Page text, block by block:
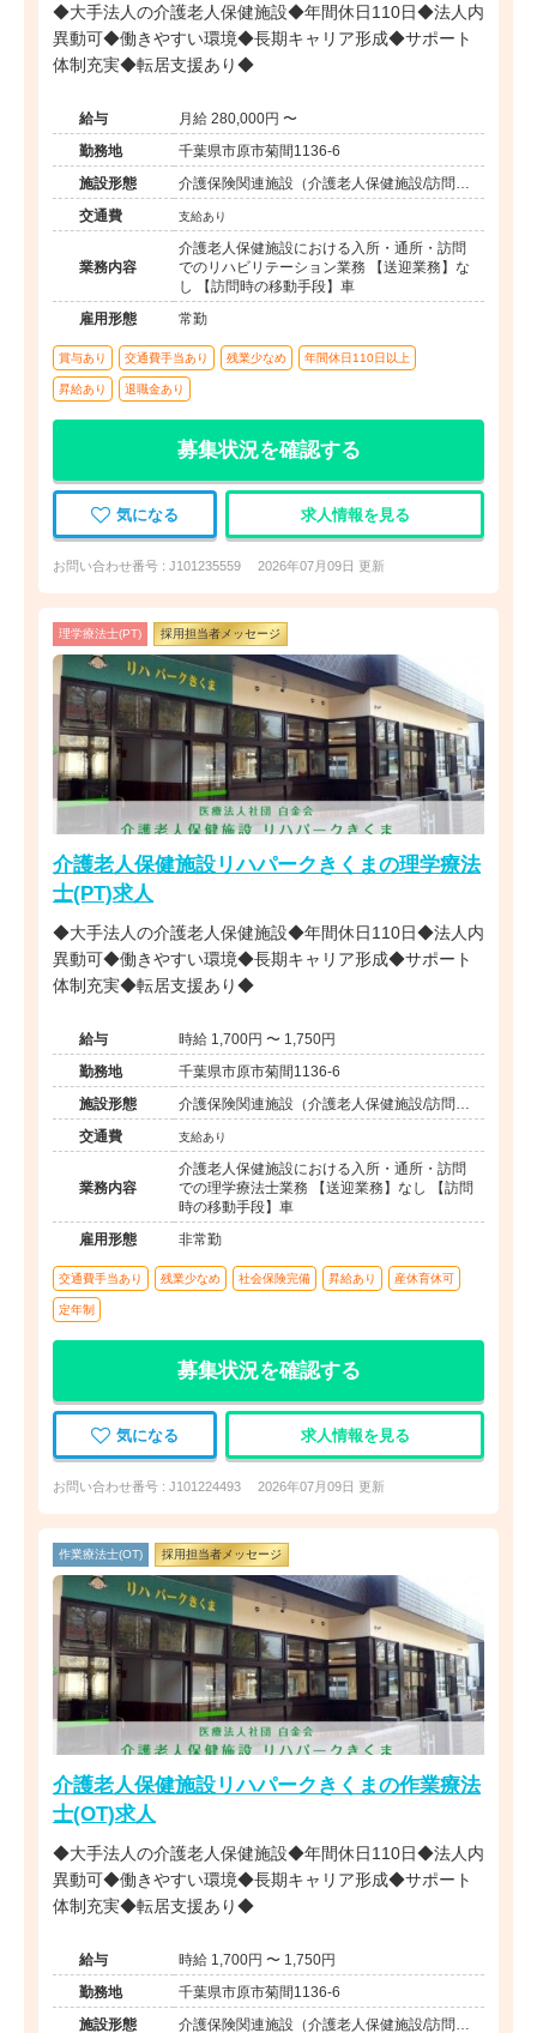
◆大手法人の介護老人保健施設◆年間休日110日◆法人内
異動可◆働きやすい環境◆長期キャリア形成◆サポート
体制充実◆転居支援あり◆
給与
月給 280,000円 〜
勤務地
千葉県市原市菊間1136-6
施設形態
介護保険関連施設（介護老人保健施設/訪問看
護・リハ）
交通費 支給あり
業務内容
介護老人保健施設における入所・通所・訪問
でのリハビリテーション業務 【送迎業務】な
し 【訪問時の移動手段】車
雇用形態
常勤
賞与あり 交通費手当あり 残業少なめ 年間休日110日以上
昇給あり 退職金あり
募集状況を確認する
気になる 求人情報を見る
お問い合わせ番号 : J101235559 2026年07月09日 更新
理学療法士(PT) 採用担当者メッセージ
介護老人保健施設リハパークきくまの理学療法
士(PT)求人
◆大手法人の介護老人保健施設◆年間休日110日◆法人内
異動可◆働きやすい環境◆長期キャリア形成◆サポート
体制充実◆転居支援あり◆
給与
時給 1,700円 〜 1,750円
勤務地
千葉県市原市菊間1136-6
施設形態
介護保険関連施設（介護老人保健施設/訪問看
護・リハ）
交通費 支給あり
業務内容
介護老人保健施設における入所・通所・訪問
での理学療法士業務 【送迎業務】なし 【訪問
時の移動手段】車
雇用形態
非常勤
交通費手当あり 残業少なめ 社会保険完備 昇給あり 産休育休可
定年制
募集状況を確認する
気になる 求人情報を見る
お問い合わせ番号 : J101224493 2026年07月09日 更新
作業療法士(OT) 採用担当者メッセージ
介護老人保健施設リハパークきくまの作業療法
士(OT)求人
◆大手法人の介護老人保健施設◆年間休日110日◆法人内
異動可◆働きやすい環境◆長期キャリア形成◆サポート
体制充実◆転居支援あり◆
給与
時給 1,700円 〜 1,750円
勤務地
千葉県市原市菊間1136-6
施設形態
介護保険関連施設（介護老人保健施設/訪問看